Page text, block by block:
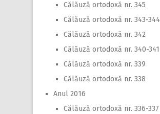
Călăuză ortodoxă nr. 345
Călăuză ortodoxă nr. 343-344
Călăuză ortodoxă nr. 342
Călăuză ortodoxă nr. 340-341
Călăuză ortodoxă nr. 339
Călăuză ortodoxă nr. 338
Anul 2016
Călăuză ortodoxă nr. 336-337